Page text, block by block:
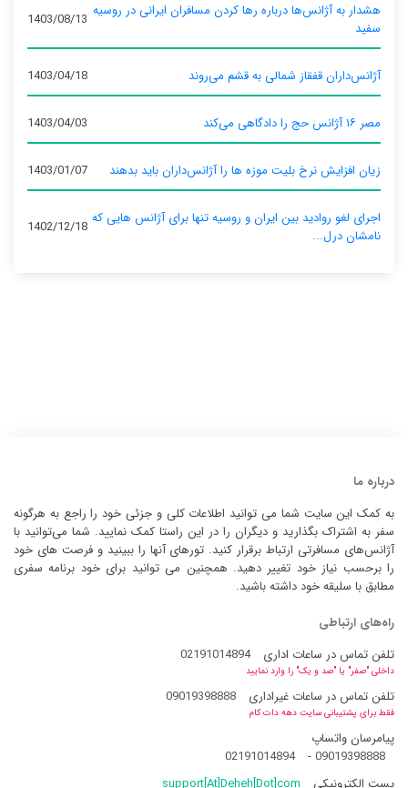
هشدار به آژانس‌ها درباره رها کردن مسافران ایرانی در روسیه
سفید
1403/08/13
آژانس‌داران قفقاز شمالی به قشم می‌روند 1403/04/18
مصر ۱۶ آژانس حج را دادگاهی می‌کند 1403/04/03
زیان افزایش نرخ بلیت موزه ها را آژانس‌داران باید بدهند 1403/01/07
اجرای لغو روادید بین ایران و روسیه تنها برای آژانس‌ هایی که
نامشان درل...
1402/12/18
درباره ما
به کمک این سایت شما می توانید اطلاعات کلی و جزئی خود را راجع به هرگونه
سفر به اشتراک بگذارید و دیگران را در این راستا کمک نمایید. شما می‌توانید با
آژانس‌های مسافرتی ارتباط برقرار کنید. تورهای آنها را ببینید و فرصت های خود
را برحسب نیاز خود تغییر دهید. همچنین می توانید برای خود برنامه سفری
مطابق با سلیقه خود داشته باشید.
راه‌های ارتباطی
تلفن تماس در ساعات اداری
02191014894
داخلی "صفر" یا "صد و یک" را وارد نمایید
تلفن تماس در ساعات غیراداری 09019398888
فقط برای پشتیبانی سایت دهه دات کام
پیامرسان واتساپ
09019398888
-
02191014894
پست الکترونیکی
support[At]Deheh[Dot]com